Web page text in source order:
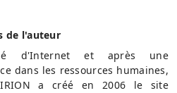
de l'auteur
d'Internet et après une
dans les ressources humaines,
a créé en 2006 le site